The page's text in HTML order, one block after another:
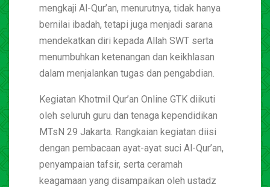
mengkaji Al-Qur’an, menurutnya, tidak hanya
bernilai ibadah, tetapi juga menjadi sarana
mendekatkan diri kepada Allah SWT serta
menumbuhkan ketenangan dan keikhlasan
dalam menjalankan tugas dan pengabdian.
Kegiatan Khotmil Qur’an Online GTK diikuti
oleh seluruh guru dan tenaga kependidikan
MTsN 29 Jakarta. Rangkaian kegiatan diisi
dengan pembacaan ayat-ayat suci Al-Qur’an,
penyampaian tafsir, serta ceramah
keagamaan yang disampaikan oleh ustadz